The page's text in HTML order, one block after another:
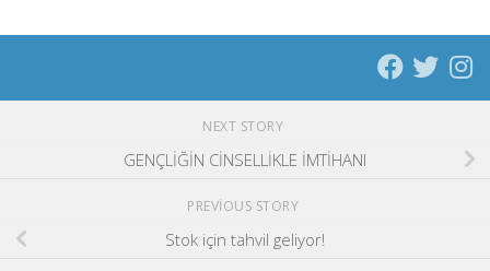
NEXT STORY
GENÇLİĞİN CİNSELLİKLE İMTİHANI
PREVIOUS STORY
Stok için tahvil geliyor!